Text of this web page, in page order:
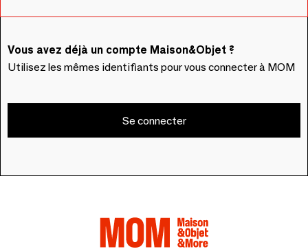
Vous avez déjà un compte Maison&Objet ?
Utilisez les mêmes identifiants pour vous connecter à MOM
Se connecter